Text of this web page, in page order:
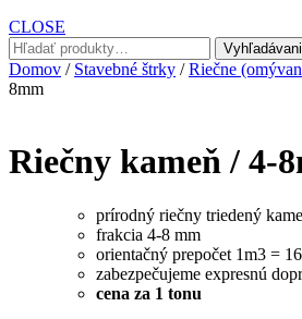
CLOSE
Hľadať:
Domov / Stavebné štrky /Riečne
8mm
Riečny kameň / 4-
prírodný riečny triedený
frakcia 4-8 mm
orientačný prepočet 1m3 =
zabezpečujeme expresnú
cena za 1 tonu